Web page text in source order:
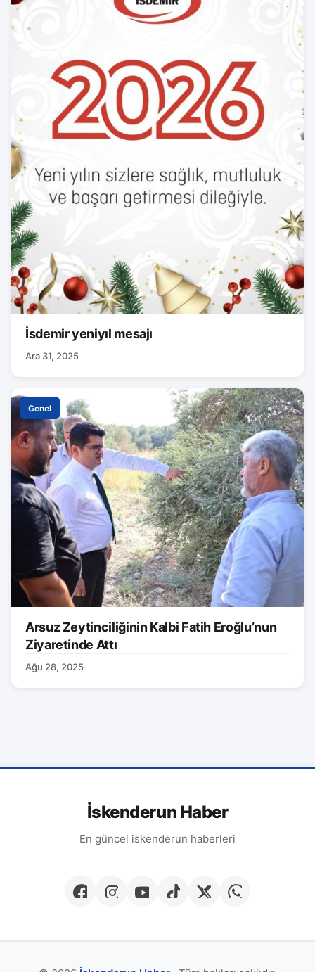
İsdemir yeniyıl mesajı
Ara 31, 2025
Genel
Arsuz Zeytinciliğinin Kalbi Fatih Eroğlu’nun
Ziyaretinde Attı
Ağu 28, 2025
İskenderun Haber
En güncel iskenderun haberleri